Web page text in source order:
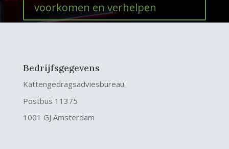
voorkomen en verhelpen
Bedrijfsgegevens
Kattengedragsadviesbureau
Postbus 11375
1001 GJ Amsterdam